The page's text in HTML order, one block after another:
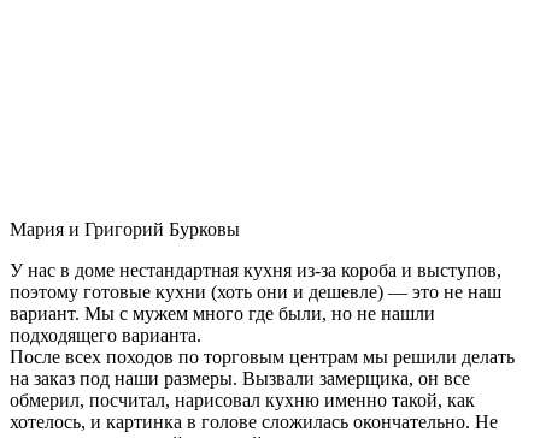
Мария и Григорий Бурковы
У нас в доме нестандартная кухня из-за короба и выступов,
поэтому готовые кухни (хоть они и дешевле) — это не наш
вариант. Мы с мужем много где были, но не нашли
подходящего варианта.
После всех походов по торговым центрам мы решили делать
на заказ под наши размеры. Вызвали замерщика, он все
обмерил, посчитал, нарисовал кухню именно такой, как
хотелось, и картинка в голове сложилась окончательно. Не